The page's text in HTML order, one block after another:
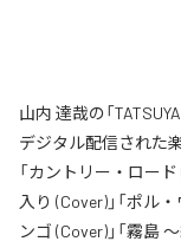
山内 達哉の「
デジタル配信された
「カントリー・ロード
入り (Cover)」「ポル
ンゴ (Cover)」「霧島